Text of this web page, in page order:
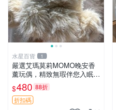
水星百貨 1
嚴選艾瑪莫莉MOMO晚安香
薰玩偶，精致無瑕伴您入眠
晚安精靈 香薰玩具 玩偶收藏
$480 88折
折扣碼